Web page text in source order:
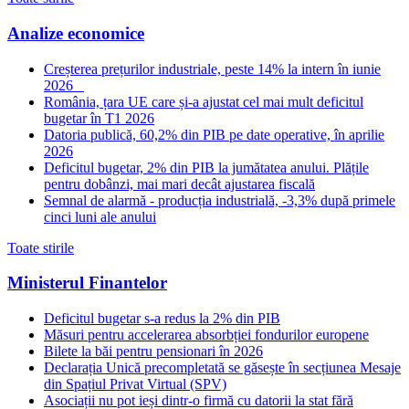
Analize economice
Creșterea prețurilor industriale, peste 14% la intern în iunie
2026
România, țara UE care și-a ajustat cel mai mult deficitul
bugetar în T1 2026
Datoria publică, 60,2% din PIB pe date operative, în aprilie
2026
Deficitul bugetar, 2% din PIB la jumătatea anului. Plățile
pentru dobânzi, mai mari decât ajustarea fiscală
Semnal de alarmă - producția industrială, -3,3% după primele
cinci luni ale anului
Toate stirile
Ministerul Finantelor
Deficitul bugetar s-a redus la 2% din PIB
Măsuri pentru accelerarea absorbției fondurilor europene
Bilete la băi pentru pensionari în 2026
Declarația Unică precompletată se găsește în secțiunea Mesaje
din Spațiul Privat Virtual (SPV)
Asociații nu pot ieși dintr-o firmă cu datorii la stat fără